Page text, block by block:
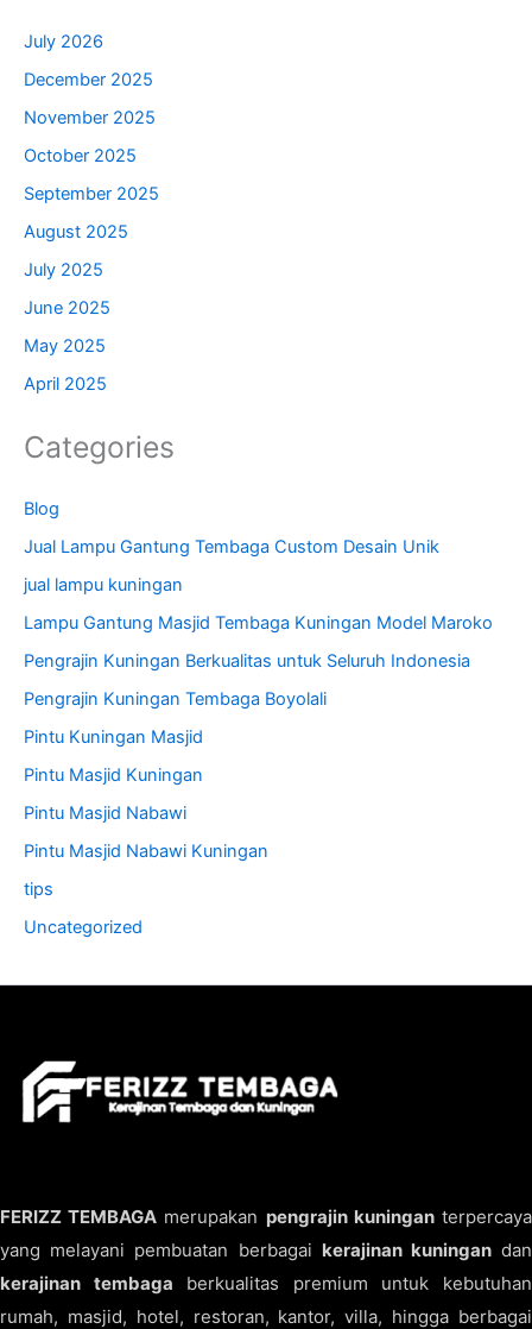
July 2026
December 2025
November 2025
October 2025
September 2025
August 2025
July 2025
June 2025
May 2025
April 2025
Categories
Blog
Jual Lampu Gantung Tembaga Custom Desain Unik
jual lampu kuningan
Lampu Gantung Masjid Tembaga Kuningan Model Maroko
Pengrajin Kuningan Berkualitas untuk Seluruh Indonesia
Pengrajin Kuningan Tembaga Boyolali
Pintu Kuningan Masjid
Pintu Masjid Kuningan
Pintu Masjid Nabawi
Pintu Masjid Nabawi Kuningan
tips
Uncategorized
FERIZZ TEMBAGA merupakan pengrajin kuninganterpercaya
yang melayani pembuatan berbagai kerajinan kuningandan
kerajinan tembaga berkualitas premium untuk kebutuhan
rumah, masjid, hotel, restoran, kantor, villa, hingga berbagai